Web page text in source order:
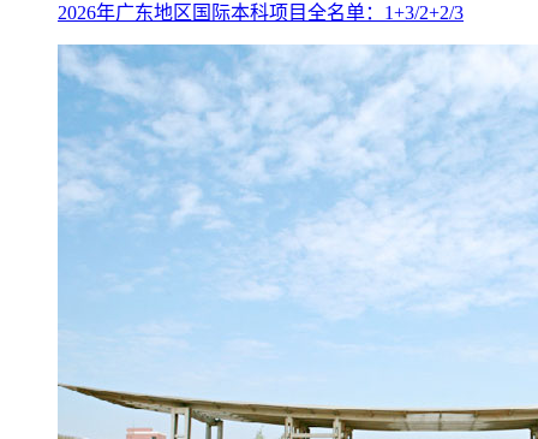
2026年广东地区国际本科项目全名单：1+3/2+2/3